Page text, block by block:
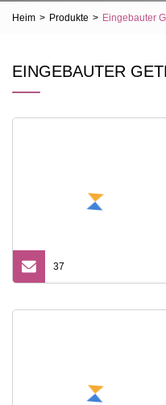
Heim > Produkte > Eingebauter
EINGEBAUTER
37